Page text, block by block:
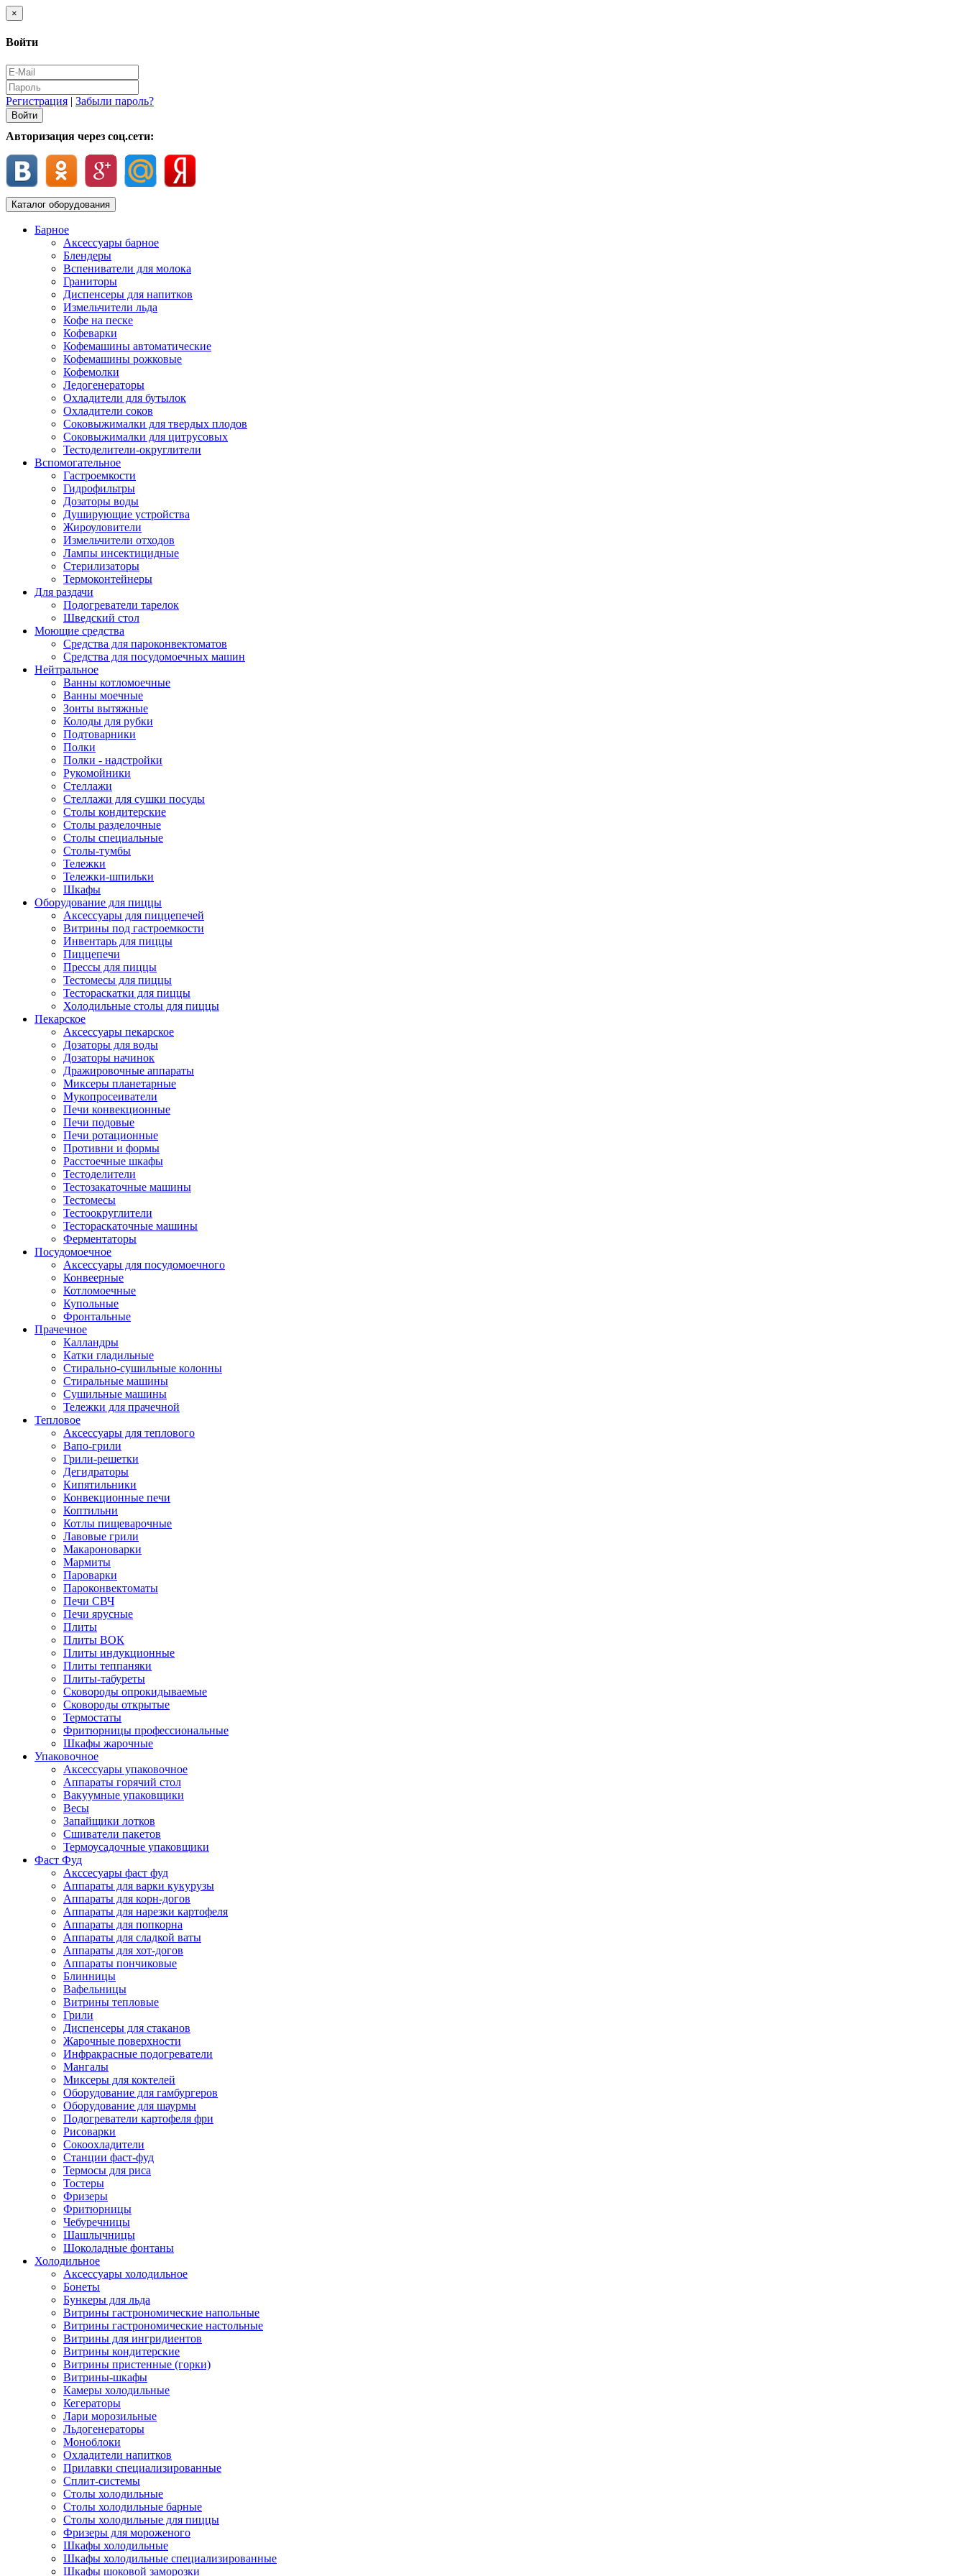
×
Войти
Регистрация | Забыли пароль?
Авторизация через соц.сети:
Каталог оборудования
Барное
Аксессуары барное
Блендеры
Вспениватели для молока
Граниторы
Диспенсеры для напитков
Измельчители льда
Кофе на песке
Кофеварки
Кофемашины автоматические
Кофемашины рожковые
Кофемолки
Ледогенераторы
Охладители для бутылок
Охладители соков
Соковыжималки для твердых плодов
Соковыжималки для цитрусовых
Тестоделители-округлители
Вспомогательное
Гастроемкости
Гидрофильтры
Дозаторы воды
Душирующие устройства
Жироуловители
Измельчители отходов
Лампы инсектицидные
Стерилизаторы
Термоконтейнеры
Для раздачи
Подогреватели тарелок
Шведский стол
Моющие средства
Средства для пароконвектоматов
Средства для посудомоечных машин
Нейтральное
Ванны котломоечные
Ванны моечные
Зонты вытяжные
Колоды для рубки
Подтоварники
Полки
Полки - надстройки
Рукомойники
Стеллажи
Стеллажи для сушки посуды
Столы кондитерские
Столы разделочные
Столы специальные
Столы-тумбы
Тележки
Тележки-шпильки
Шкафы
Оборудование для пиццы
Аксессуары для пиццепечей
Витрины под гастроемкости
Инвентарь для пиццы
Пиццепечи
Прессы для пиццы
Тестомесы для пиццы
Тестораскатки для пиццы
Холодильные столы для пиццы
Пекарское
Аксессуары пекарское
Дозаторы для воды
Дозаторы начинок
Дражировочные аппараты
Миксеры планетарные
Мукопросеиватели
Печи конвекционные
Печи подовые
Печи ротационные
Противни и формы
Расстоечные шкафы
Тестоделители
Тестозакаточные машины
Тестомесы
Тестоокруглители
Тестораскаточные машины
Ферментаторы
Посудомоечное
Аксессуары для посудомоечного
Конвеерные
Котломоечные
Купольные
Фронтальные
Прачечное
Калландры
Катки гладильные
Стирально-сушильные колонны
Стиральные машины
Сушильные машины
Тележки для прачечной
Тепловое
Аксессуары для теплового
Вапо-грили
Грили-решетки
Дегидраторы
Кипятильники
Конвекционные печи
Коптильни
Котлы пищеварочные
Лавовые грили
Макароноварки
Мармиты
Пароварки
Пароконвектоматы
Печи СВЧ
Печи ярусные
Плиты
Плиты ВОК
Плиты индукционные
Плиты теппаняки
Плиты-табуреты
Сковороды опрокидываемые
Сковороды открытые
Термостаты
Фритюрницы профессиональные
Шкафы жарочные
Упаковочное
Аксессуары упаковочное
Аппараты горячий стол
Вакуумные упаковщики
Весы
Запайщики лотков
Сшиватели пакетов
Термоусадочные упаковщики
Фаст Фуд
Акссесуары фаст фуд
Аппараты для варки кукурузы
Аппараты для корн-догов
Аппараты для нарезки картофеля
Аппараты для попкорна
Аппараты для сладкой ваты
Аппараты для хот-догов
Аппараты пончиковые
Блинницы
Вафельницы
Витрины тепловые
Грили
Диспенсеры для стаканов
Жарочные поверхности
Инфракрасные подогреватели
Мангалы
Миксеры для коктелей
Оборудование для гамбургеров
Оборудование для шаурмы
Подогреватели картофеля фри
Рисоварки
Сокоохладители
Станции фаст-фуд
Термосы для риса
Тостеры
Фризеры
Фритюрницы
Чебуречницы
Шашлычницы
Шоколадные фонтаны
Холодильное
Аксессуары холодильное
Бонеты
Бункеры для льда
Витрины гастрономические напольные
Витрины гастрономические настольные
Витрины для ингридиентов
Витрины кондитерские
Витрины пристенные (горки)
Витрины-шкафы
Камеры холодильные
Кегераторы
Лари морозильные
Льдогенераторы
Моноблоки
Охладители напитков
Прилавки специализированные
Сплит-системы
Столы холодильные
Столы холодильные барные
Столы холодильные для пиццы
Фризеры для мороженого
Шкафы холодильные
Шкафы холодильные специализированные
Шкафы шоковой заморозки